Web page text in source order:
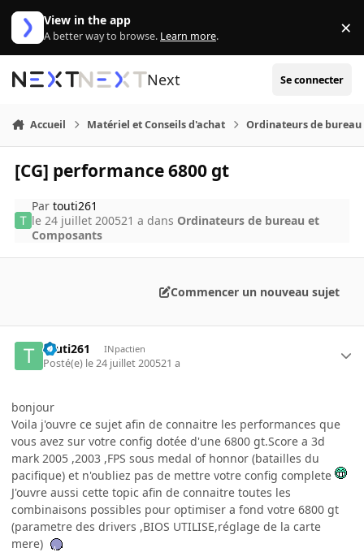
Aller au contenu
View in the app
A better way to browse. Learn more. ×
Next Se connecter
Accueil Matériel et Conseils d'achat Ordinateurs de bureau
[CG] performance 6800 gt
Partouti261
le 24 juillet 200521 a dans Ordinateurs de bureau et
Composants
Commencer un nouveau sujet
touti261 INpactien
Posté(e) le 24 juillet 200521 a
bonjour
Voila j'ouvre ce sujet afin de connaitre les performances que
vous avez sur votre config dotée d'une 6800 gt.Score a 3d
mark 2005 ,2003 ,FPS sous medal of honnor (batailles du
pacifique) et n'oubliez pas de mettre votre config complete
J'ouvre aussi cette topic afin de connaitre toutes les
combinaisons possibles pour optimiser a fond votre 6800 gt
(parametre des drivers ,BIOS UTILISE,réglage de la carte
mere)